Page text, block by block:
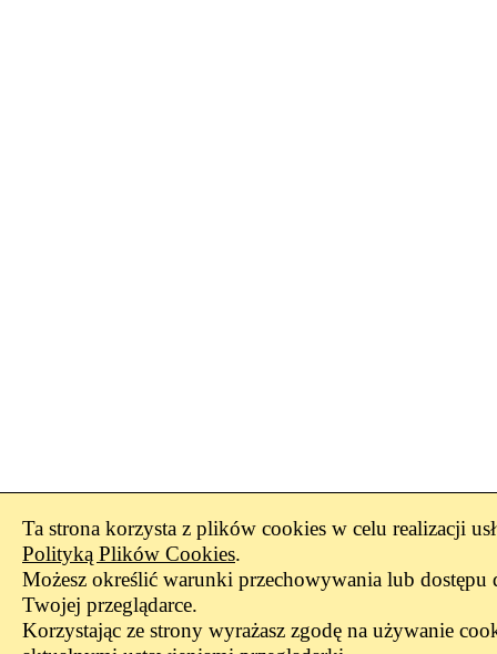
Ta strona korzysta z plików cookies w celu realizacji
Polityką Plików Cookies.
Możesz określić warunki przechowywania lub
Twojej przeglądarce.
Korzystając ze strony wyrażasz zgodę na używanie